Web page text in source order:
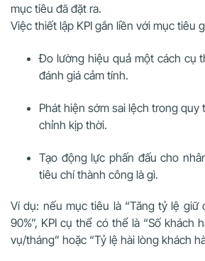
mục tiêu đã đặt ra.
Việc thiết lập KPI gắn liền với mục tiêu
Đo lường hiệu quả một cách cụ
đánh giá cảm tính.
Phát hiện sớm sai lệch trong quy
chỉnh kịp thời.
Tạo động lực phấn đấu cho
tiêu chí thành công là gì.
Ví dụ: nếu mục tiêu là “Tăng tỷ lệ giữ
90%”, KPI cụ thể có thể là “Số khách
vụ/tháng” hoặc “Tỷ lệ hài lòng khách